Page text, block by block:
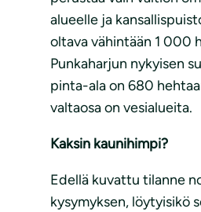
alueelle ja
oltava vähintään 1 000
Punkaharjun nykyisen
pinta-ala on 680
valtaosa on vesialueita.
Kaksin kaunihimpi?
Edellä kuvattu tilanne
kysymyksen, löytyisikö